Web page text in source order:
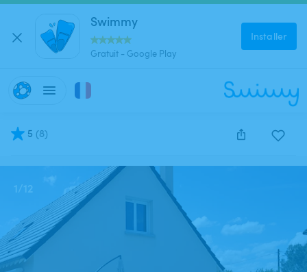
Swimmy
Gratuit - Google Play
Installer
5 (8)
Cette annonce est close et ne peut être réservée.
1/12